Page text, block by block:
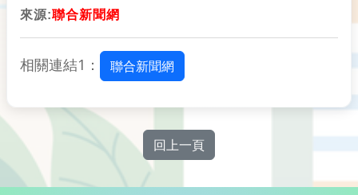
來源:聯合新聞網
相關連結1： 聯合新聞網
回上一頁